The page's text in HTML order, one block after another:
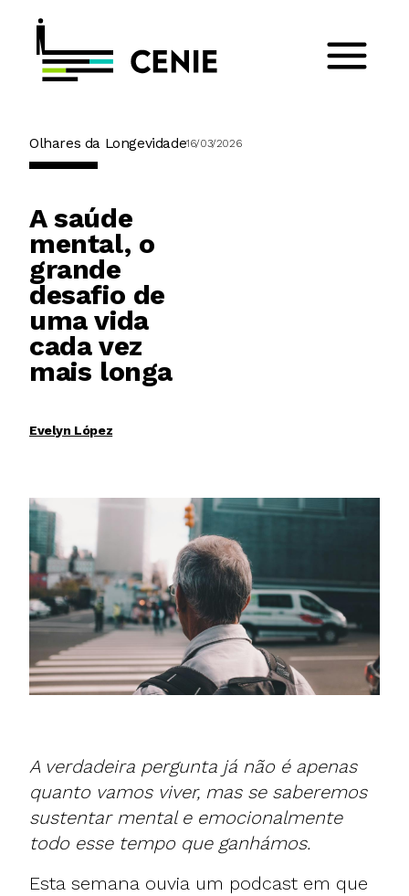
Olhares da Longevidade16/03/2026
A saúde
mental, o
grande
desafio de
uma vida
cada vez
mais longa
Evelyn López
A verdadeira pergunta já não é apenas
quanto vamos viver, mas se saberemos
sustentar mental e emocionalmente
todo esse tempo que ganhámos.
Esta semana ouvia um podcast em que